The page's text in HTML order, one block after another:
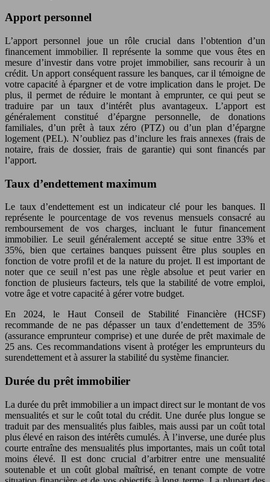
Apport personnel
L’apport personnel joue un rôle crucial dans l’obtention d’un
financement immobilier. Il représente la somme que vous êtes en
mesure d’investir dans votre projet immobilier, sans recourir à un
crédit. Un apport conséquent rassure les banques, car il témoigne de
votre capacité à épargner et de votre implication dans le projet. De
plus, il permet de réduire le montant à emprunter, ce qui peut se
traduire par un taux d’intérêt plus avantageux. L’apport est
généralement constitué d’épargne personnelle, de donations
familiales, d’un prêt à taux zéro (PTZ) ou d’un plan d’épargne
logement (PEL). N’oubliez pas d’inclure les frais annexes (frais de
notaire, frais de dossier, frais de garantie) qui sont financés par
l’apport.
Taux d’endettement maximum
Le taux d’endettement est un indicateur clé pour les banques. Il
représente le pourcentage de vos revenus mensuels consacré au
remboursement de vos charges, incluant le futur financement
immobilier. Le seuil généralement accepté se situe entre 33% et
35%, bien que certaines banques puissent être plus souples en
fonction de votre profil et de la nature du projet. Il est important de
noter que ce seuil n’est pas une règle absolue et peut varier en
fonction de plusieurs facteurs, tels que la stabilité de votre emploi,
votre âge et votre capacité à gérer votre budget.
En 2024, le Haut Conseil de Stabilité Financière (HCSF)
recommande de ne pas dépasser un taux d’endettement de 35%
(assurance emprunteur comprise) et une durée de prêt maximale de
25 ans. Ces recommandations visent à protéger les emprunteurs du
surendettement et à assurer la stabilité du système financier.
Durée du prêt immobilier
La durée du prêt immobilier a un impact direct sur le montant de vos
mensualités et sur le coût total du crédit. Une durée plus longue se
traduit par des mensualités plus faibles, mais aussi par un coût total
plus élevé en raison des intérêts cumulés. À l’inverse, une durée plus
courte entraîne des mensualités plus importantes, mais un coût total
moins élevé. Il est donc crucial d’arbitrer entre une mensualité
soutenable et un coût global maîtrisé, en tenant compte de votre